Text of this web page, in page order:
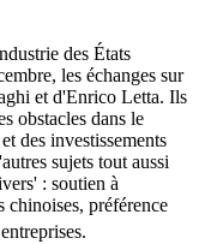
des États
les échanges sur
et d'Enrico Letta. Ils
obstacles dans le
des investissements
sujets tout aussi
: soutien à
chinoises, préférence